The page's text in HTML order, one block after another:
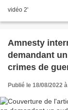
vidéo 2'
Amnesty
demandant
crimes de
Publié le 18/08/2022